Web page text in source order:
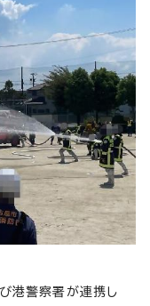
港警察署が連携し